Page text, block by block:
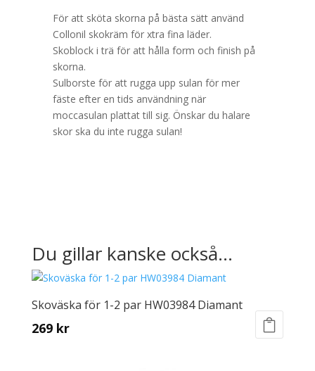
För att sköta skorna på bästa sätt använd
Collonil skokräm för xtra fina läder.
Skoblock i trä för att hålla form och finish på
skorna.
Sulborste för att rugga upp sulan för mer
fäste efter en tids användning när
moccasulan plattat till sig. Önskar du halare
skor ska du inte rugga sulan!
Du gillar kanske också…
Skoväska för 1-2 par HW03984 Diamant
269 kr